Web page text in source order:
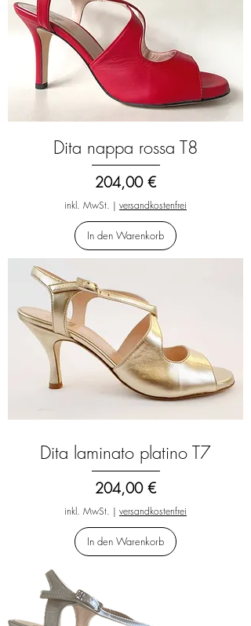
Dita nappa rossa T8
Preis
204,00 €
inkl. MwSt. | versandkostenfrei
In den Warenkorb
Dita laminato platino T7
Preis
204,00 €
inkl. MwSt. | versandkostenfrei
In den Warenkorb